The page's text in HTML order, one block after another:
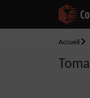
Accueil